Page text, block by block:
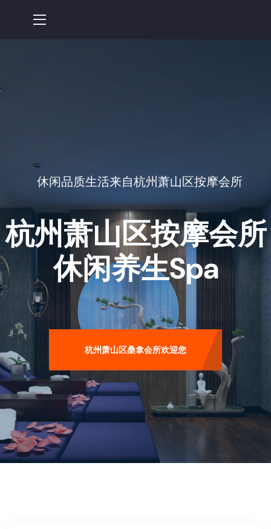
休闲品质生活来自杭州萧山区按摩会所
杭州萧山区按摩会所
休闲养生spa
杭州萧山区桑拿会所欢迎您